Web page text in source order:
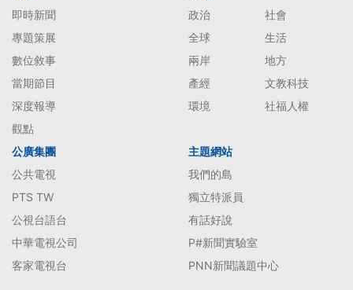
即時新聞
專題策展
數位敘事
當期節目
深度報導
觀點
政治
社會
全球
生活
兩岸
地方
產經
文教科技
環境
社福人權
公廣集團
公共電視
PTS TW
公視台語台
中華電視公司
客家電視台
主題網站
我們的島
獨立特派員
有話好說
P#新聞實驗室
PNN新聞議題中心